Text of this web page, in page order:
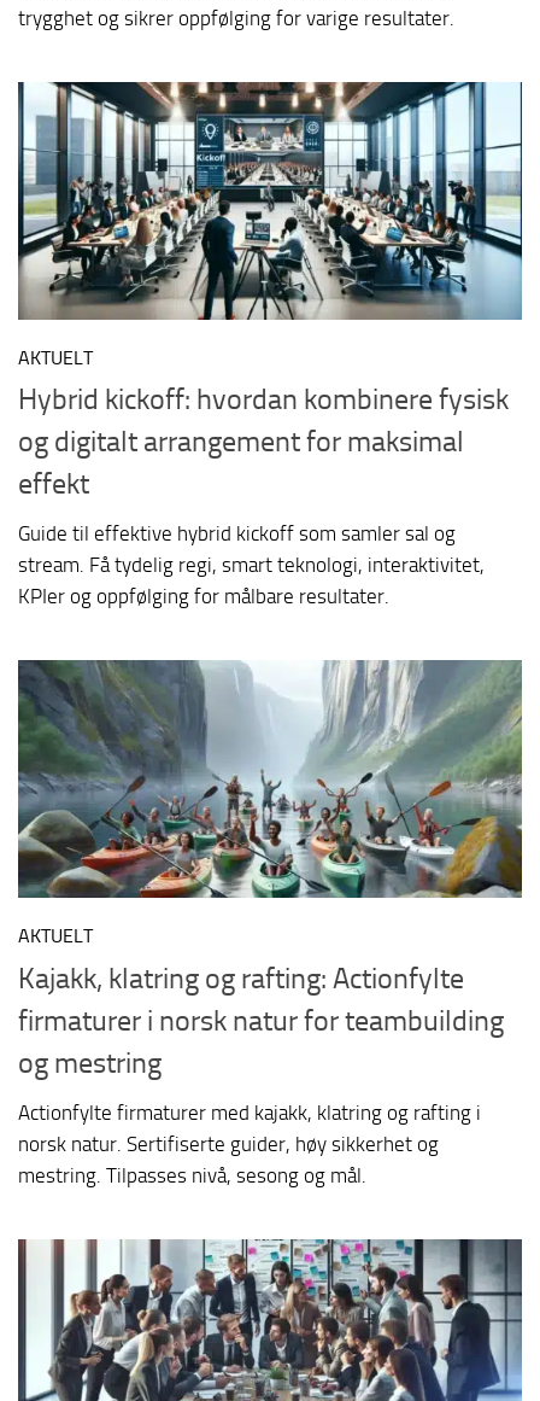
trygghet og sikrer oppfølging for varige resultater.
AKTUELT
Hybrid kickoff: hvordan kombinere fysisk
og digitalt arrangement for maksimal
effekt
Guide til effektive hybrid kickoff som samler sal og
stream. Få tydelig regi, smart teknologi, interaktivitet,
KPIer og oppfølging for målbare resultater.
AKTUELT
Kajakk, klatring og rafting: Actionfylte
firmaturer i norsk natur for teambuilding
og mestring
Actionfylte firmaturer med kajakk, klatring og rafting i
norsk natur. Sertifiserte guider, høy sikkerhet og
mestring. Tilpasses nivå, sesong og mål.